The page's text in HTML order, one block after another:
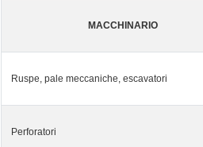
MACCHINARIO
Ruspe, pale meccaniche, escavatori
Perforatori